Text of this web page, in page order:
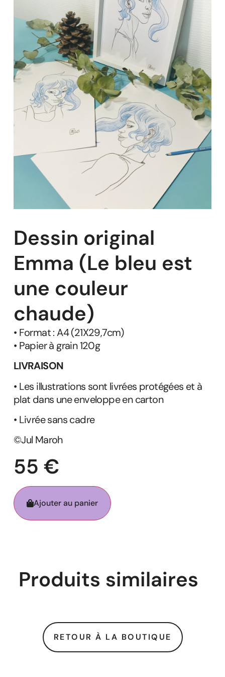
Dessin original
Emma (Le bleu est
une couleur
chaude)
• Format : A4 (21X29,7cm)
• Papier à grain 120g
LIVRAISON
• Les illustrations sont livrées protégées et à
plat dans une enveloppe en carton
• Livrée sans cadre
©Jul Maroh
55 €
Ajouter au panier
Produits similaires
RETOUR À LA BOUTIQUE